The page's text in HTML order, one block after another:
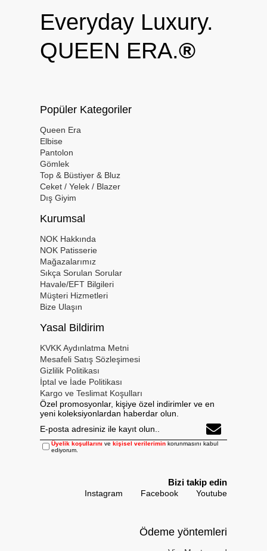
Everyday Luxury.
QUEEN ERA.®
Popüler Kategoriler
Queen Era
Elbise
Pantolon
Gömlek
Top & Büstiyer & Bluz
Ceket / Yelek / Blazer
Dış Giyim
Kurumsal
NOK Hakkında
NOK Patisserie
Mağazalarımız
Sıkça Sorulan Sorular
Havale/EFT Bilgileri
Müşteri Hizmetleri
Bize Ulaşın
Yasal Bildirim
KVKK Aydınlatma Metni
Mesafeli Satış Sözleşimesi
Gizlilik Politikası
İptal ve İade Politikası
Kargo ve Teslimat Koşulları
Özel promosyonlar, kişiye özel indirimler ve en
yeni koleksiyonlardan haberdar olun.
Üyelik koşullarını vekişisel verilerimin korunmasını kabul
ediyorum.
Bizi takip edin
Instagram Facebook Youtube
Ödeme yöntemleri